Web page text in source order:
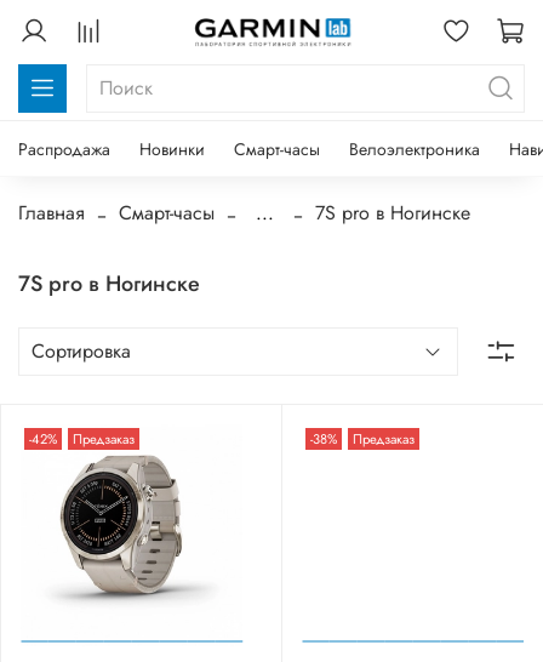
Распродажа Новинки Смарт-часы Велоэлектроника
Главная Смарт-часы ... 7S pro в Ногинске
7S pro в Ногинске
-42% Предзаказ -38% Предзаказ